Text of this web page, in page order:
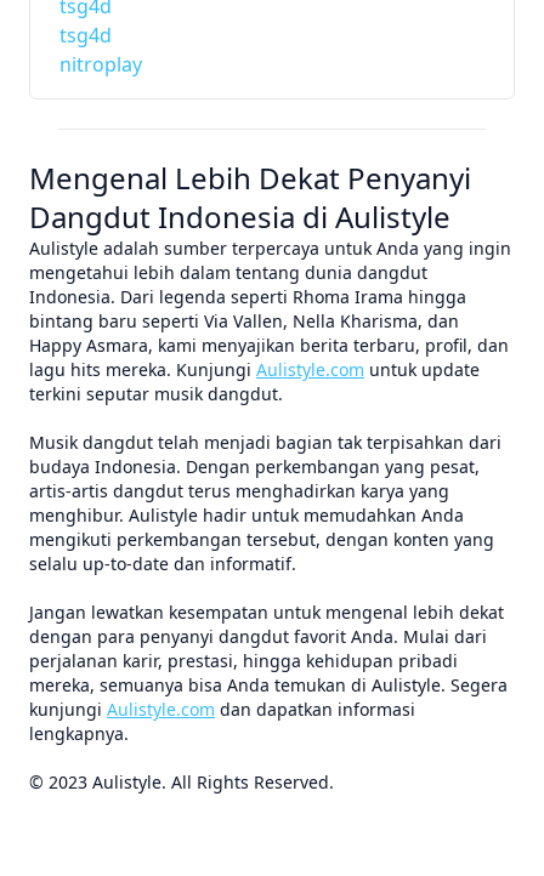
tsg4d
tsg4d
nitroplay
Mengenal Lebih Dekat Penyanyi
Dangdut Indonesia di Aulistyle
Aulistyle adalah sumber terpercaya untuk Anda yang ingin
mengetahui lebih dalam tentang dunia dangdut
Indonesia. Dari legenda seperti Rhoma Irama hingga
bintang baru seperti Via Vallen, Nella Kharisma, dan
Happy Asmara, kami menyajikan berita terbaru, profil, dan
lagu hits mereka. Kunjungi Aulistyle.com untuk update
terkini seputar musik dangdut.
Musik dangdut telah menjadi bagian tak terpisahkan dari
budaya Indonesia. Dengan perkembangan yang pesat,
artis-artis dangdut terus menghadirkan karya yang
menghibur. Aulistyle hadir untuk memudahkan Anda
mengikuti perkembangan tersebut, dengan konten yang
selalu up-to-date dan informatif.
Jangan lewatkan kesempatan untuk mengenal lebih dekat
dengan para penyanyi dangdut favorit Anda. Mulai dari
perjalanan karir, prestasi, hingga kehidupan pribadi
mereka, semuanya bisa Anda temukan di Aulistyle. Segera
kunjungi Aulistyle.com dan dapatkan informasi
lengkapnya.
© 2023 Aulistyle. All Rights Reserved.